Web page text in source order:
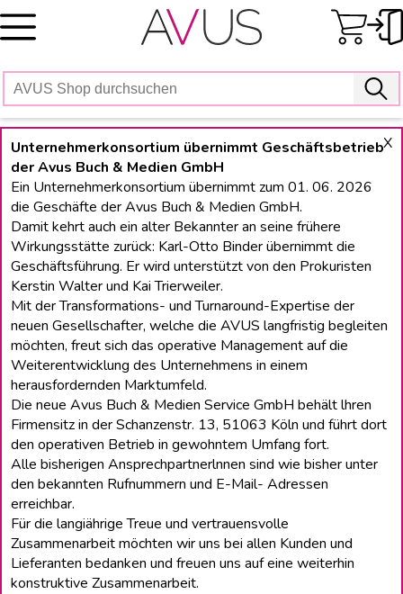
Skip
to
X
Unternehmerkonsortium übernimmt Geschäftsbetrieb
der Avus Buch & Medien GmbH
Ein Unternehmerkonsortium übernimmt zum 01. 06. 2026
die Geschäfte der Avus Buch & Medien GmbH.
Damit kehrt auch ein alter Bekannter an seine frühere
Wirkungsstätte zurück: Karl-Otto Binder übernimmt die
Geschäftsführung. Er wird unterstützt von den Prokuristen
Kerstin Walter und Kai Trierweiler.
Mit der Transformations- und Turnaround-Expertise der
neuen Gesellschafter, welche die AVUS langfristig begleiten
möchten, freut sich das operative Management auf die
Weiterentwicklung des Unternehmens in einem
herausfordernden Marktumfeld.
Die neue Avus Buch & Medien Service GmbH behält lhren
Firmensitz in der Schanzenstr. 13, 51063 Köln und führt dort
den operativen Betrieb in gewohntem Umfang fort.
Alle bisherigen Ansprechpartnerlnnen sind wie bisher unter
den bekannten Rufnummern und E-Mail- Adressen
erreichbar.
Für die langiährige Treue und vertrauensvolle
Zusammenarbeit möchten wir uns bei allen Kunden und
Lieferanten bedanken und freuen uns auf eine weiterhin
konstruktive Zusammenarbeit.